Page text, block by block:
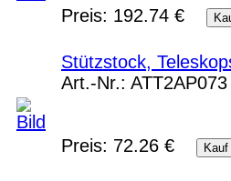
Preis: 192.74 €
Stützstock,
Art.-Nr.: ATT2AP073
Preis: 72.26 €